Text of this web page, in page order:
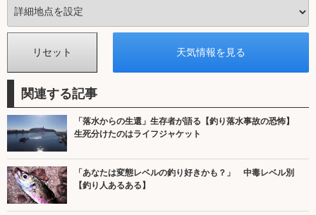
関連する記事
「落水からの生還」生存者が語る【釣り落水事故の恐怖】
生死分けたのはライフジャケット
「あなたは変態レベルの釣り好きかも？」 中毒レベル別
【釣り人あるある】